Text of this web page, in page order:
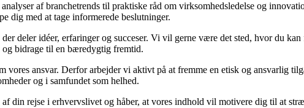
af branchetrends til praktiske råd om virksomhedsledelse og
dig med at tage informerede beslutninger.
deler idéer, erfaringer og succeser. Vi vil gerne være det sted, hvor du
bidrage til en bæredygtig fremtid.
ansvar. Derfor arbejder vi aktivt på at fremme en etisk og ansvarlig
og i samfundet som helhed.
din rejse i erhvervslivet og håber, at vores indhold vil motivere dig til at